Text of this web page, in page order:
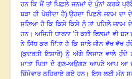
ਹਨ ਕਿ ਮੈਂ ਤਾਂ ਪਿਛਲੇ ਜਨਮਾਂ ਦੇ ਪੁੰਨਾਂ ਕਰਕੇ
ਬੜਾ ਹੀ ਪੇਚੀਦਾ ਹੈ) ਉਹਦਾ ਪਿਛਲੇ ਜਨਮ ਦਾ
ਸੁਣਿਆ ਹੈ ਕਿ ਕਿਸੇ ਕਿਸੇ ਨੂੰ ਤਾਂ ਪਹਿਲੇ ਜਨਮ
ਹਨ।ਅਜਿਹੀ ਧਾਰਨਾ ’ਤੇ ਕਈ ਫਿਲਮਾਂ ਵੀ
ਨੇ ਸਿੱਧ ਕਰ ਦਿੱਤਾ ਹੈ ਕਿ ਸਾਡੇ ਜੀਨ ਵੱਖ ਵੱਖ
(ਕੁਦਰਤੀ ਇਸ਼ਾਰੇ) ਨੂੰ ਅੱਗੇ ਲਿਜਾਣ ਵਾਲੇ ਹੁੰਦੇ
ਮਾਤਾ ਪਿਤਾ ਦੇ ਗੁਣ-ਅਉਗਣ ਆਪਣੇ ਆਪ ਆ
ਜ਼ਿੰਮੇਵਾਰ ਠਹਿਰਾਏ ਗਏ ਹਨ।ਇਸ ਲਈ ਮੰਨ